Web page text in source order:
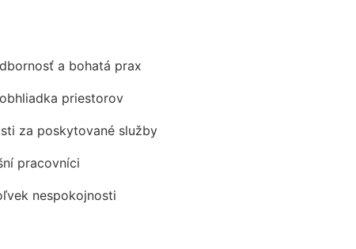
a bohatá prax
priestorov
za poskytované služby
pracovníci
nespokojnosti